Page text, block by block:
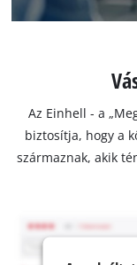
Az Einhell - a
biztosítja, hogy a
származnak, akik